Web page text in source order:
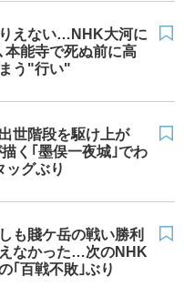
えない…NHK大河に
本能寺で死ぬ前に高
う"行い"
世階段を駆け上が
く｢墨俣一夜城｣でわ
ッグぶり
も賤ケ岳の戦い勝利
なかった…次のNHK
｢百戦不敗｣ぶり